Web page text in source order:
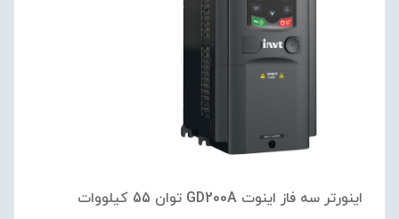
اینورتر سه فاز اینوت GD200A توان 55 کیلووات